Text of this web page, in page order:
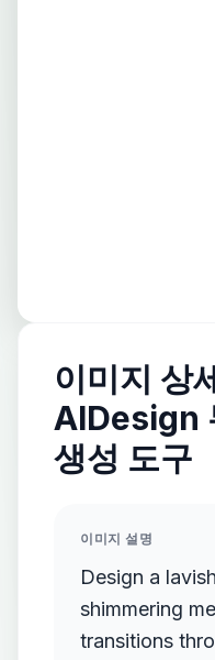
이미지 상
AIDesign
생성 도구
이미지 설명
Design a
shimmering
transitions